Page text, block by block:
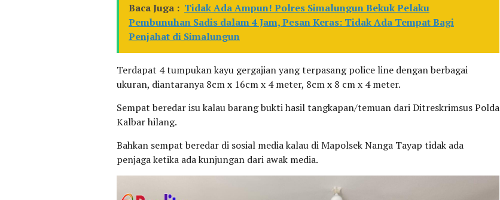
Baca Juga : Tidak Ada Ampun! Polres Simalungun Bekuk Pelaku
Pembunuhan Sadis dalam 4 Jam, Pesan Keras: Tidak Ada Tempat Bagi
Penjahat di Simalungun
Terdapat 4 tumpukan kayu gergajian yang terpasang police line dengan berbagai
ukuran, diantaranya 8cm x 16cm x 4 meter, 8cm x 8 cm x 4 meter.
Sempat beredar isu kalau barang bukti hasil tangkapan/temuan dari Ditreskrimsus Polda
Kalbar hilang.
Bahkan sempat beredar di sosial media kalau di Mapolsek Nanga Tayap tidak ada
penjaga ketika ada kunjungan dari awak media.